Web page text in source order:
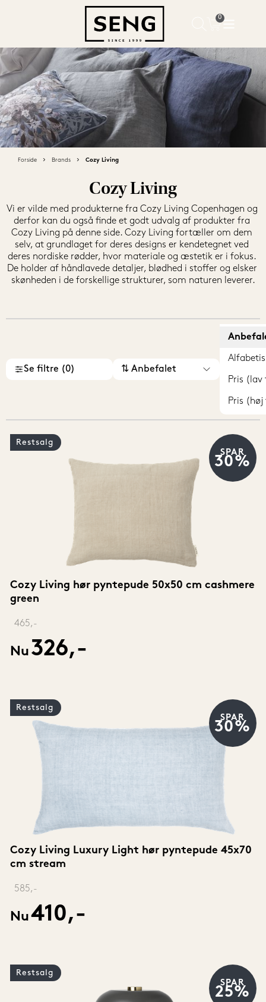
Forside Brands Cozy Living
Cozy Living
Vi er vilde med produkterne fra Cozy Living Copenhagen og
derfor kan du også finde et godt udvalg af produkter fra
Cozy Living på denne side. Cozy Living fortæller om dem
selv, at grundlaget for deres designs er kendetegnet ved
deres nordiske rødder, hvor materiale og æstetik er i fokus.
De holder af håndlavede detaljer, blødhed i stoffer og elsker
skønheden i de forskellige strukturer, som naturen leverer.
Se filtre (0) ⇅ Anbefalet
Pris
Pris
Cozy Living hør pyntepude 50x50 cm cashmere
green
465,-
Nu 326,-
SPAR
30%
Restsalg
Cozy Living Luxury Light hør pyntepude 45x70
cm stream
585,-
Nu410,-
SPAR
30%
Restsalg
SPAR
25%
Restsalg